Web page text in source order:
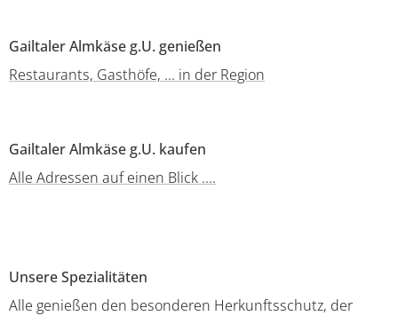
Gailtaler Almkäse g.U. genießen
Restaurants, Gasthöfe, ... in der Region
Gailtaler Almkäse g.U. kaufen
Alle Adressen auf einen Blick ....
Unsere Spezialitäten
Alle genießen den besonderen Herkunftsschutz, der